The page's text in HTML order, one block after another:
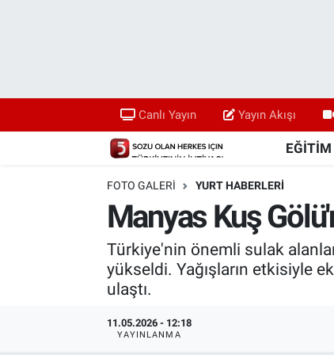
Canlı Yayın Yayın Akışı
EĞİTİM
FOTO GALERI YURT HABERLERİ
Manyas Kuş
Türkiye'nin önemli sulak
yükseldi. Yağışların etkisiyle
ulaştı.
11.05.2026 - 12:18
YAYINLANMA
Yayın Akışı
TV 5 Ekranı ve Arşiv